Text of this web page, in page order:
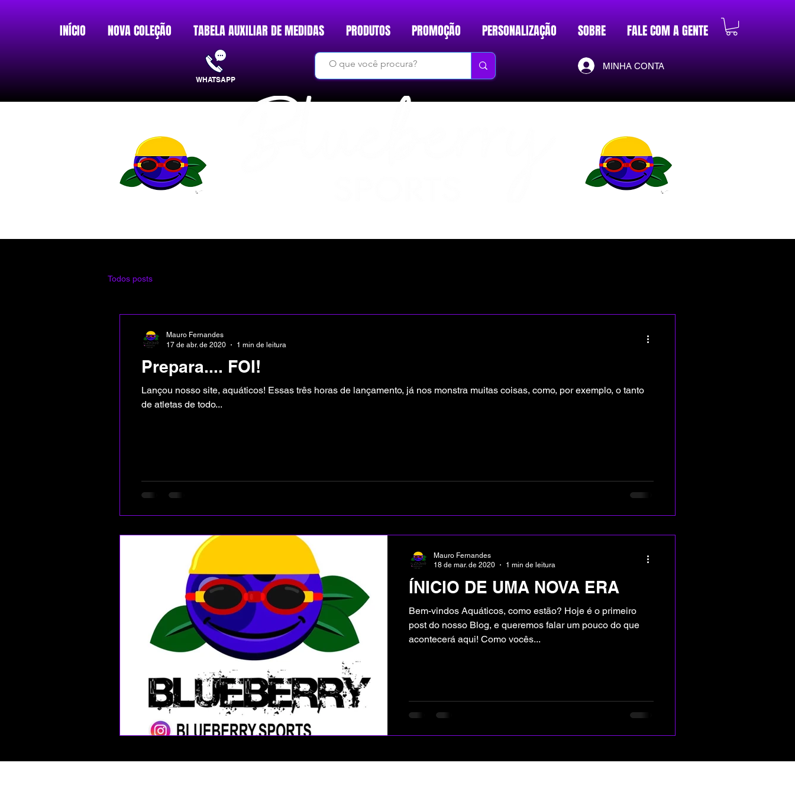
INÍCIO NOVA COLEÇÃO TABELA AUXILIAR DE MEDIDAS PRODUTOS PROMOÇÃO PERSONALIZAÇÃO SOBRE FALE COM A GENTE
WHATSAPP
MINHA CONTA
Todos posts
Prepara.... FOI!
Lançou nosso site, aquáticos! Essas três horas de lançamento, já nos monstra muitas coisas, como, por exemplo, o tanto
de atletas de todo...
Mauro Fernandes
17 de abr. de 2020
1 min de leitura
ÍNICIO DE UMA NOVA ERA
Bem-vindos Aquáticos, como estão? Hoje é o primeiro
post do nosso Blog, e queremos falar um pouco do que
acontecerá aqui! Como vocês...
Mauro Fernandes
18 de mar. de 2020
1 min de leitura